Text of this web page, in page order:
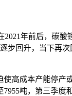
2021年前后，碳酸
步回升，当下再
高成本产能停
吨，第三季